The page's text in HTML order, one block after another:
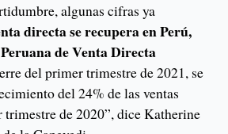
algunas cifras ya
directa se recupera en Perú,
de Venta Directa
del primer trimestre de 2021, se
del 24% de las ventas
de 2020”, dice Katherine